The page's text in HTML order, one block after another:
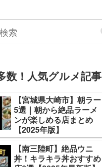
数！人気グルメ記事
【宮城県大崎市】朝ラー
5選｜朝から絶品ラーメ
ンが楽しめる店まとめ
【2025年版】
【南三陸町】絶品ウニ
丼！キラキラ丼おすすめ